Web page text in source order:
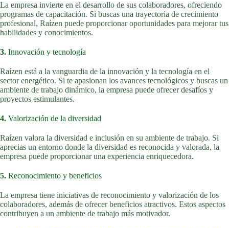
La empresa invierte en el desarrollo de sus colaboradores, ofreciendo
programas de capacitación. Si buscas una trayectoria de crecimiento
profesional, Raízen puede proporcionar oportunidades para mejorar tus
habilidades y conocimientos.
3. Innovación y tecnología
Raízen está a la vanguardia de la innovación y la tecnología en el
sector energético. Si te apasionan los avances tecnológicos y buscas un
ambiente de trabajo dinámico, la empresa puede ofrecer desafíos y
proyectos estimulantes.
4. Valorización de la diversidad
Raízen valora la diversidad e inclusión en su ambiente de trabajo. Si
aprecias un entorno donde la diversidad es reconocida y valorada, la
empresa puede proporcionar una experiencia enriquecedora.
5. Reconocimiento y beneficios
La empresa tiene iniciativas de reconocimiento y valorización de los
colaboradores, además de ofrecer beneficios atractivos. Estos aspectos
contribuyen a un ambiente de trabajo más motivador.